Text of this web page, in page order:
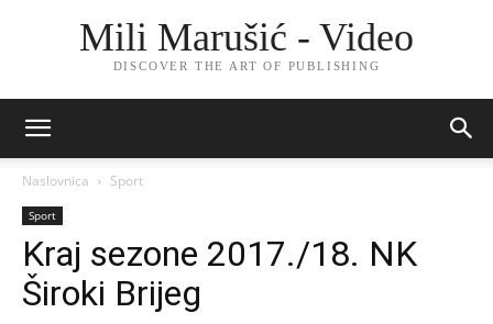
Mili Marušić - Video
DISCOVER THE ART OF PUBLISHING
Naslovnica Sport
Sport
Kraj sezone 2017./18. NK
Široki Brijeg